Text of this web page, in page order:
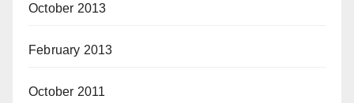
October 2013
February 2013
October 2011